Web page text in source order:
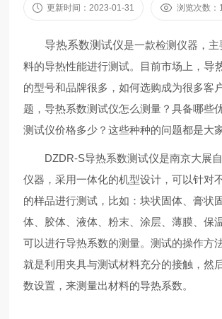
更新时间：2023-01-31 浏览次数：
导热系数测试仪是一款检测仪器，
料的导热性能进行测试。目前市场上， 导
的型号和品牌很多，如何选购成为很多客
题，导热系数测试仪怎么测量？具备哪些
测试仪价格多少？这些种种的问题都是大
DZDR-S导热系数测试仪是南京大展
仪器，采用一体化的机型设计，可以针对
的样品进行测试，比如：块状固体、膏状
体、胶体、液体、粉末、涂层、薄膜、保
可以进行导热系数的测量。测试的操作方
就是利用夹具与测试材料充分的接触，然
数设置，来测量出材料的导热系数。